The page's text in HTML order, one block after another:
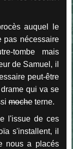
auquel le
pas nécessaire
tombe mais
de Samuel, il
peut-être
qui va se
mocheterne.
l'issue de ces
s'installent, il
nous a placés